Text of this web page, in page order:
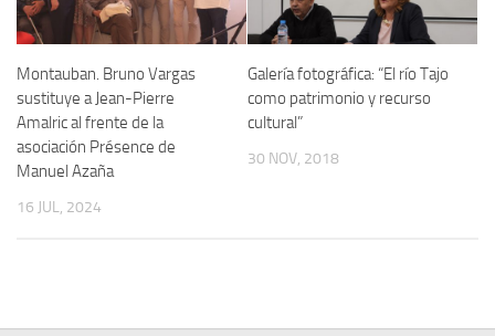
Informe Represión en Toledo 1936-1947 | Buscador
Informe de la fosa de abril de 1939 de Tembleque
Enciclopedia Republicana
Militantes históricos IR
Personajes republicanos
Montauban. Bruno Vargas
sustituye a Jean-Pierre
Amalric al frente de la
asociación Présence de
Manuel Azaña
16 JUL, 2024
Galería fotográfica: “El río Tajo
como patrimonio y recurso
cultural”
30 NOV, 2018